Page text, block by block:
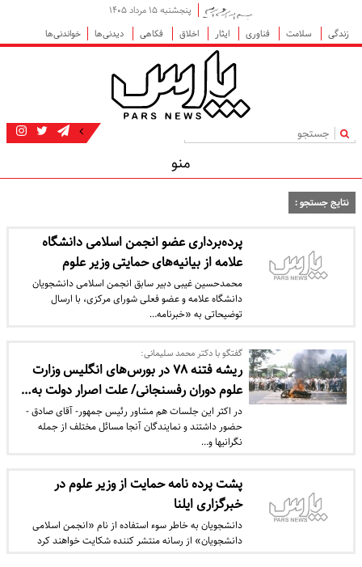
پنجشنبه ۱۵ مرداد ۱۴۰۵
زندگی
سلامت فناوری ایثار اخلاق فکاهی دیدنی‌ها خواندنی‌ها
|
منو
نتایج جستجو :
پرده‌برداری عضو انجمن اسلامی دانشگاه
علامه از بیانیه‌های حمایتی وزیر علوم
محمدحسین غیبی دبیر سابق انجمن اسلامی دانشجویان
دانشگاه علامه و عضو فعلی شورای مرکزی، با ارسال
توضیحاتی به «خبرنامه…
گفتگو با دکتر محمد سلیمانی:
ریشه فتنه ۷۸ در بورس‌های انگلیس وزارت
علوم دوران رفسنجانی/ علت اصرار دولت به…
در اکثر این جلسات هم مشاور رئیس جمهور- آقای صادق -
حضور داشتند و نمایندگان آنجا مسائل مختلف از جمله
نگرانیها و…
پشت پرده نامه حمایت از وزیر علوم در
خبرگزاری ایلنا
دانشجویان به خاطر سوء استفاده از نام «انجمن اسلامی
دانشجویان» از رسانه منتشر کننده شکایت خواهند کرد